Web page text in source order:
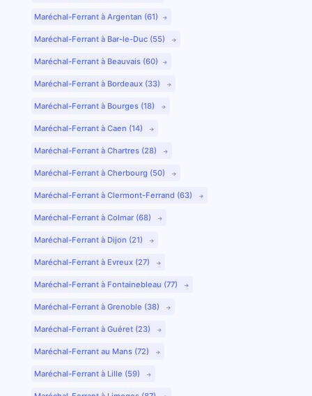
Maréchal-Ferrant à Argentan (61)
Maréchal-Ferrant à Bar-le-Duc (55)
Maréchal-Ferrant à Beauvais (60)
Maréchal-Ferrant à Bordeaux (33)
Maréchal-Ferrant à Bourges (18)
Maréchal-Ferrant à Caen (14)
Maréchal-Ferrant à Chartres (28)
Maréchal-Ferrant à Cherbourg (50)
Maréchal-Ferrant à Clermont-Ferrand (63)
Maréchal-Ferrant à Colmar (68)
Maréchal-Ferrant à Dijon (21)
Maréchal-Ferrant à Evreux (27)
Maréchal-Ferrant à Fontainebleau (77)
Maréchal-Ferrant à Grenoble (38)
Maréchal-Ferrant à Guéret (23)
Maréchal-Ferrant au Mans (72)
Maréchal-Ferrant à Lille (59)